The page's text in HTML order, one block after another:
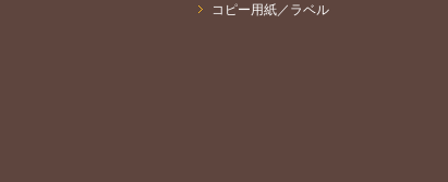
コピー用紙／ラベル